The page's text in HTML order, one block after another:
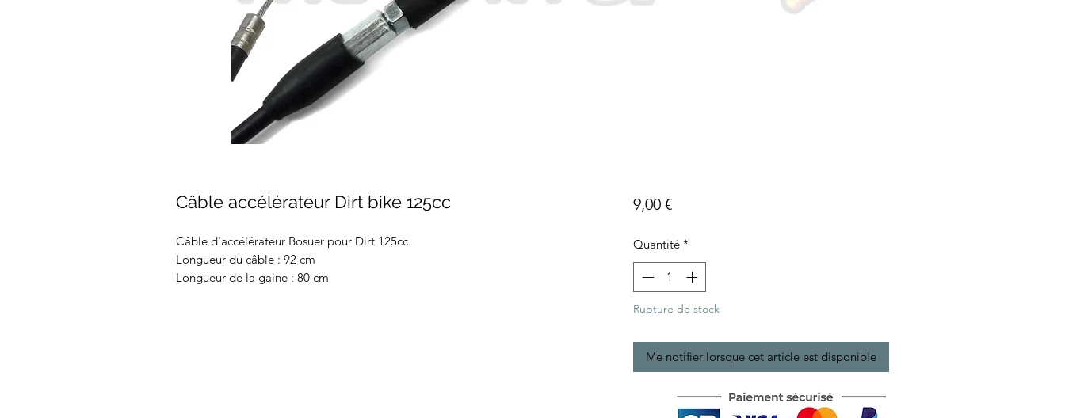
Câble accélérateur Dirt bike 125cc
Câble d'accélérateur Bosuer pour Dirt 125cc.
Longueur du câble : 92 cm
Longueur de la gaine : 80 cm
9,00 €Prix
Quantité *
Rupture de stock
Me notifier lorsque cet article est disponible